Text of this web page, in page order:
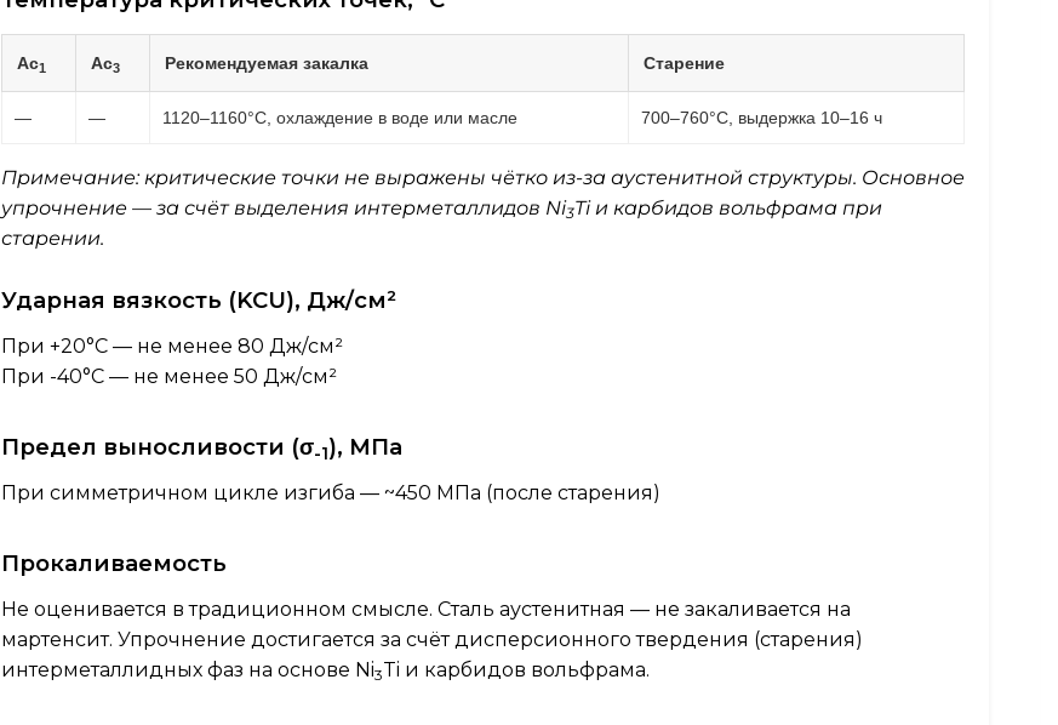
Ac1 Ac3 Рекомендуемая закалка Старение
— — 1120–1160°C, охлаждение в воде или масле 700–760°C, выдержка 10–16 ч
Примечание: критические точки не выражены чётко из-за аустенитной структуры. Основное
упрочнение — за счёт выделения интерметаллидов Ni3Ti и карбидов вольфрама при
старении.
Ударная вязкость (KCU), Дж/см²
При +20°C — не менее 80 Дж/см²
При -40°C — не менее 50 Дж/см²
Предел выносливости (σ-1), МПа
При симметричном цикле изгиба — ~450 МПа (после старения)
Прокаливаемость
Не оценивается в традиционном смысле. Сталь аустенитная — не закаливается на
мартенсит. Упрочнение достигается за счёт дисперсионного твердения (старения)
интерметаллидных фаз на основе Ni3Ti и карбидов вольфрама.